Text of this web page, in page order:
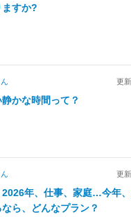
すか?
更
かな時間って？
更
年、仕事、家庭…今年
ら、どんなプラン？